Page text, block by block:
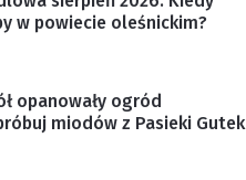
w powiecie oleśnickim?
opanowały ogród
miodów z Pasieki Gutek